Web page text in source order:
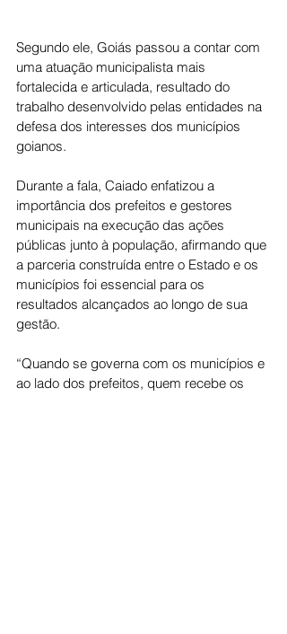
Segundo ele, Goiás passou a contar com
uma atuação municipalista mais
fortalecida e articulada, resultado do
trabalho desenvolvido pelas entidades na
defesa dos interesses dos municípios
goianos.
Durante a fala, Caiado enfatizou a
importância dos prefeitos e gestores
municipais na execução das ações
públicas junto à população, afirmando que
a parceria construída entre o Estado e os
municípios foi essencial para os
resultados alcançados ao longo de sua
gestão.
“Quando se governa com os municípios e
ao lado dos prefeitos, quem recebe os